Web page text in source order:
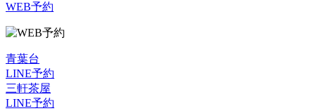
WEB予約
青葉台
LINE予約
三軒茶屋
LINE予約